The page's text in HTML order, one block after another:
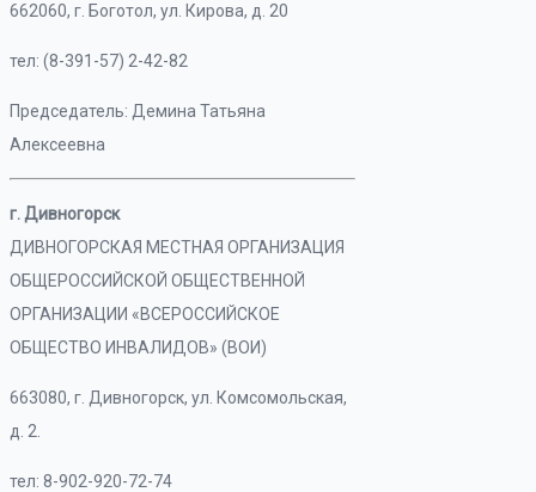
662060, г. Боготол, ул. Кирова, д. 20
тел: (8-391-57) 2-42-82
Председатель: Демина Татьяна
Алексеевна
г. Дивногорск
ДИВНОГОРСКАЯ МЕСТНАЯ ОРГАНИЗАЦИЯ
ОБЩЕРОССИЙСКОЙ ОБЩЕСТВЕННОЙ
ОРГАНИЗАЦИИ «ВСЕРОССИЙСКОЕ
ОБЩЕСТВО ИНВАЛИДОВ» (ВОИ)
663080, г. Дивногорск, ул. Комсомольская,
д. 2.
тел: 8-902-920-72-74